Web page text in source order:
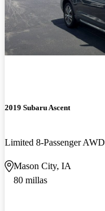
2019 Subaru Ascent
Limited 8-Passenger AWD
Mason City, IA
80 millas